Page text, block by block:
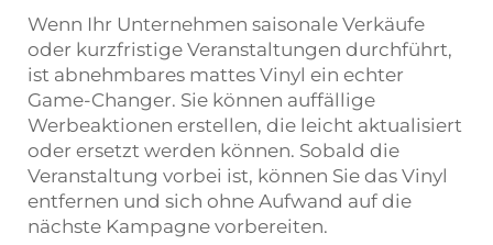
Wenn Ihr Unternehmen saisonale Verkäufe
oder kurzfristige Veranstaltungen durchführt,
ist abnehmbares mattes Vinyl ein echter
Game-Changer. Sie können auffällige
Werbeaktionen erstellen, die leicht aktualisiert
oder ersetzt werden können. Sobald die
Veranstaltung vorbei ist, können Sie das Vinyl
entfernen und sich ohne Aufwand auf die
nächste Kampagne vorbereiten.